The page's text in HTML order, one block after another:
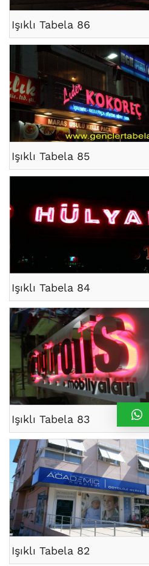
Işıklı Tabela 86
Işıklı Tabela 85
Işıklı Tabela 84
Işıklı Tabela 83
Işıklı Tabela 82